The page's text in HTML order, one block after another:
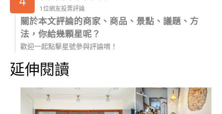
1位網友投票評論
關於本文評論的商家、商品、景點、議題、方
法，你給幾顆星呢？
歡迎一起點擊星號參與評論唷！
延伸閱讀